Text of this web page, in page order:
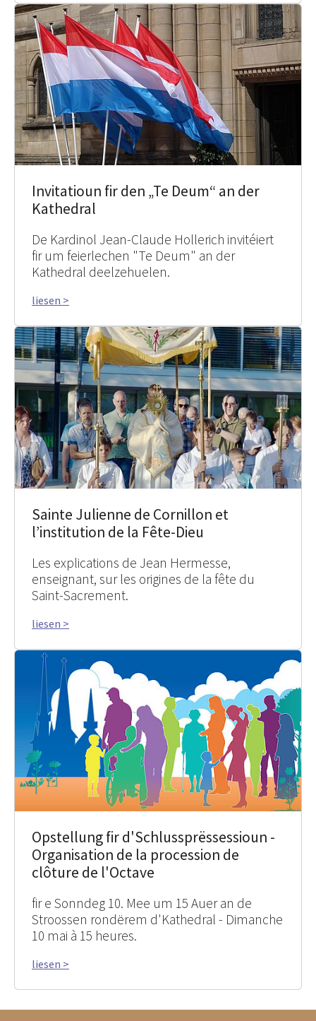
Invitatioun fir den „Te Deum“ an der
Kathedral
De Kardinol Jean-Claude Hollerich invitéiert
fir um feierlechen "Te Deum" an der
Kathedral deelzehuelen.
liesen >
Sainte Julienne de Cornillon et
l’institution de la Fête-Dieu
Les explications de Jean Hermesse,
enseignant, sur les origines de la fête du
Saint-Sacrement.
liesen >
Opstellung fir d'Schlussprëssessioun -
Organisation de la procession de
clôture de l'Octave
fir e Sonndeg 10. Mee um 15 Auer an de
Stroossen rondërem d'Kathedral - Dimanche
10 mai à 15 heures.
liesen >